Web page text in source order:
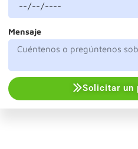
Mensaje
Solicitar un